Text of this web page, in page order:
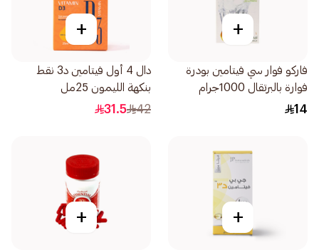
+
فاركو فوار سي فيتامين بودرة
فوارة بالبرتقال 1000جرام
14
+
دال 4 أول فيتامين د3 نقط
بنكهة الليمون 25مل
42
31.5
+
+